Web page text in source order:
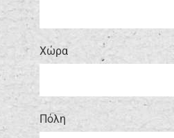
Xώρα
Πόλη